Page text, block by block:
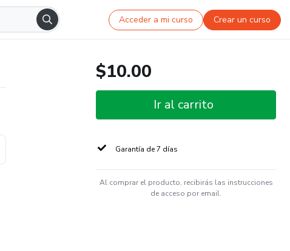
Acceder a mi curso Crear un curso
$10.00
Ir al carrito
Garantía de 7 días
Al comprar el producto, recibirás las instrucciones
de acceso por email.